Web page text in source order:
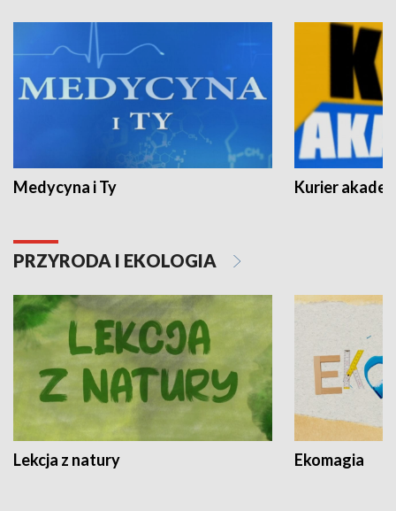
Medycyna i Ty Kurier
PRZYRODA I EKOLOGIA
Lekcja z natury Ekomagia